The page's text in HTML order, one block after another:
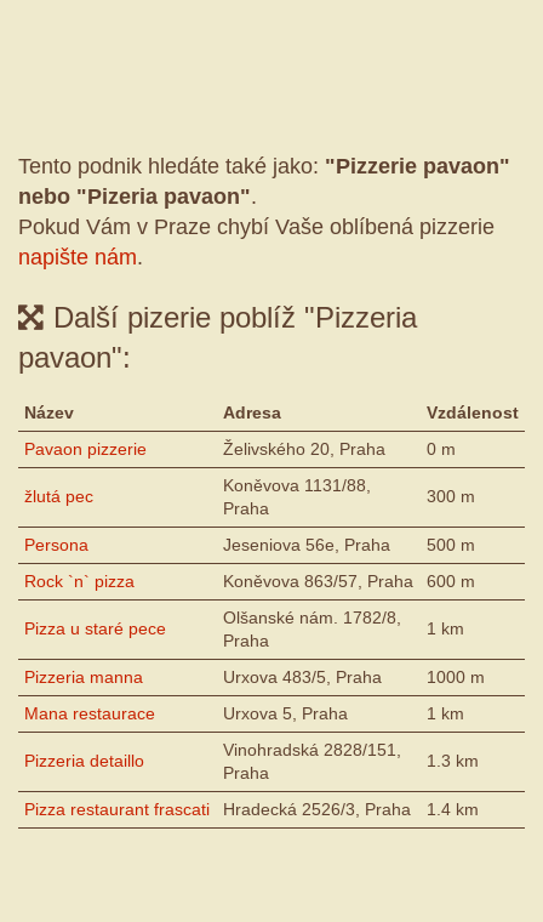
Tento podnik hledáte také jako: "Pizzerie pavaon"
nebo "Pizeria pavaon".
Pokud Vám v Praze chybí Vaše oblíbená pizzerie
napište nám.
Další pizerie poblíž "Pizzeria
pavaon":
Název Adresa
Vzdálenost
Pavaon pizzerie
Želivského 20, Praha 0 m
žlutá pec
Koněvova 1131/88,
Praha
300 m
Persona Jeseniova 56e, Praha
500 m
Rock `n` pizza
Koněvova 863/57, Praha 600 m
Pizza u staré pece
Olšanské nám. 1782/8,
Praha
1 km
Pizzeria manna Urxova 483/5, Praha
1000 m
Mana restaurace
Urxova 5, Praha 1 km
Pizzeria detaillo
Vinohradská 2828/151,
Praha
1.3 km
Pizza restaurant frascati Hradecká 2526/3, Praha 1.4 km